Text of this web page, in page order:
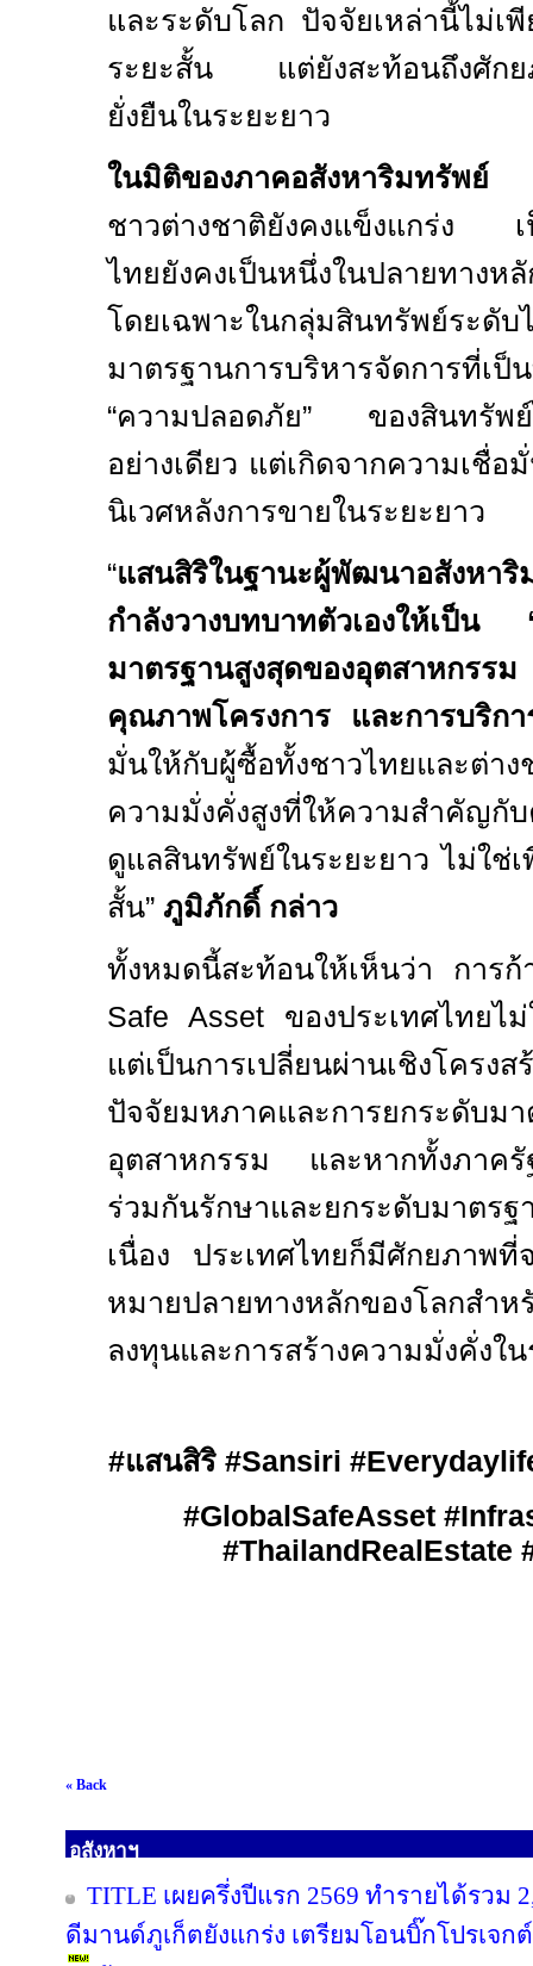
และระดับโลก ปัจจัยเหล่านี้ไม่เ
ระยะสั้น แต่ยังสะท้อนถึงศักยภ
ยั่งยืนในระยะยาว
ในมิติของภาคอสังหาริมทรัพย์
ชาวต่างชาติยังคงแข็งแกร่ง
ไทยยังคงเป็นหนึ่งในปลายทางห
โดยเฉพาะในกลุ่มสินทรัพย์ระดั
มาตรฐานการบริหารจัดการที่เ
“ความปลอดภัย” ของสินทรัพย์
อย่างเดียว แต่เกิดจากความเชื่
นิเวศหลังการขายในระยะยาว
“แสนสิริในฐานะผู้พัฒนาอสังหา
กำลังวางบทบาทตัวเองให้เป็น
มาตรฐานสูงสุดของอุตสาหก
คุณภาพโครงการ และการบริกา
มั่นให้กับผู้ซื้อทั้งชาวไทยและต่า
ความมั่งคั่งสูงที่ให้ความสำคัญกับ
ดูแลสินทรัพย์ในระยะยาว ไม่ใช่
สั้น” ภูมิภักดิ์ กล่าว
ทั้งหมดนี้สะท้อนให้เห็นว่า การ
Safe Asset ของประเทศไทยไ
แต่เป็นการเปลี่ยนผ่านเชิงโครง
ปัจจัยมหภาคและการยกระดับม
อุตสาหกรรม และหากทั้งภาครั
ร่วมกันรักษาและยกระดับมาตรฐ
เนื่อง ประเทศไทยก็มีศักยภาพที่
หมายปลายทางหลักของโลกส
ลงทุนและการสร้างความมั่งคั่งใ
#แสนสิริ #Sansiri
#GlobalSafeAsset
#ThailandRealEstate
« Back
อสังหาฯ
TITLE เผยครึ่งปีแรก 2569 ทำรายได้รวม
ดีมานด์ภูเก็ตยังแกร่ง เตรียมโอนบิ๊กโปรเจ